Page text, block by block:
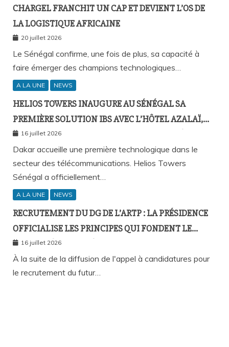
CHARGEL FRANCHIT UN CAP ET DEVIENT L’OS DE
LA LOGISTIQUE AFRICAINE
20 juillet 2026
Le Sénégal confirme, une fois de plus, sa capacité à
faire émerger des champions technologiques…
A LA UNE NEWS
HELIOS TOWERS INAUGURE AU SÉNÉGAL SA
PREMIÈRE SOLUTION IBS AVEC L’HÔTEL AZALAÏ,
NOUVEAU STANDARD DE LA CONNECTIVITÉ
MOBILE À L’INTÉRIEUR DES BÂTIMENTS
16 juillet 2026
Dakar accueille une première technologique dans le
secteur des télécommunications. Helios Towers
Sénégal a officiellement…
A LA UNE NEWS
RECRUTEMENT DU DG DE L’ARTP : LA PRÉSIDENCE
OFFICIALISE LES PRINCIPES QUI FONDENT LE
RECOURS À L’APPEL À CANDIDATURES
16 juillet 2026
À la suite de la diffusion de l'appel à candidatures pour
le recrutement du futur…